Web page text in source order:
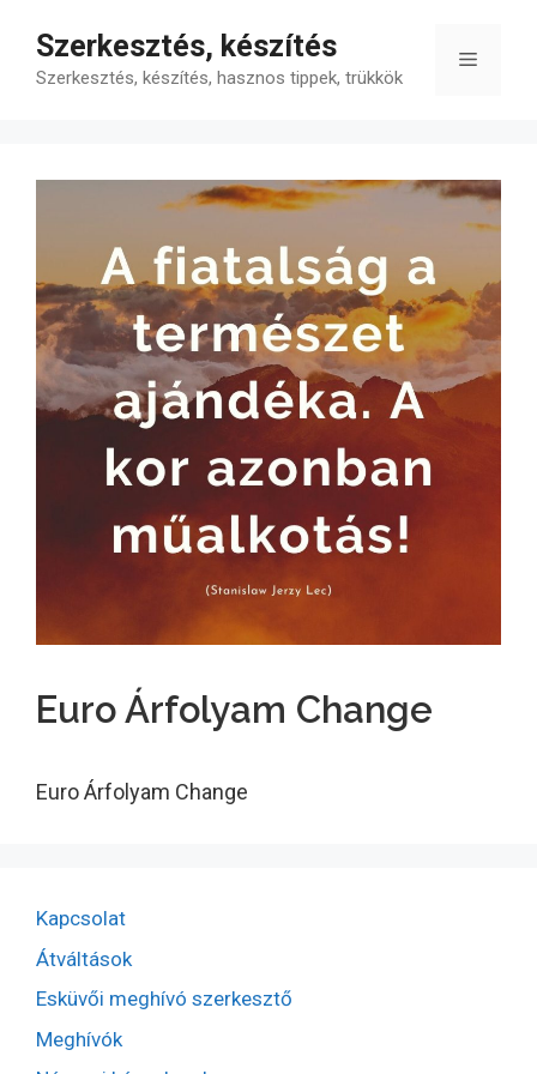
tartalomba
Szerkesztés, készítés
Szerkesztés, készítés, hasznos tippek, trükkök
Menü
Euro Árfolyam Change
Euro Árfolyam Change
Kapcsolat
Átváltások
Esküvői meghívó szerkesztő
Meghívók